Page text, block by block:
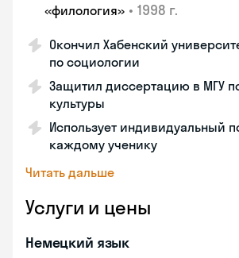
«филология» • 1998 г.
Окончил Хабенский
по социологии
Защитил диссертацию в МГУ
культуры
Использует индивидуальный
каждому ученику
Читать дальше
Услуги и цены
Немецкий язык